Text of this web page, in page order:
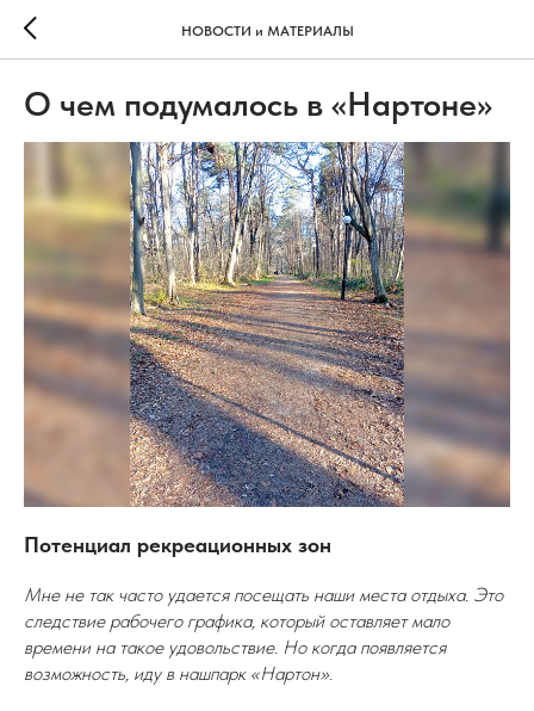
НОВОСТИ и МАТЕРИАЛЫ
О чем подумалось в «Нартоне»
Потенциал рекреационных зон
Мне не так часто удается посещать наши места отдыха. Это
следствие рабочего графика, который оставляет мало
времени на такое удовольствие. Но когда появляется
возможность, иду в нашпарк «Нартон».